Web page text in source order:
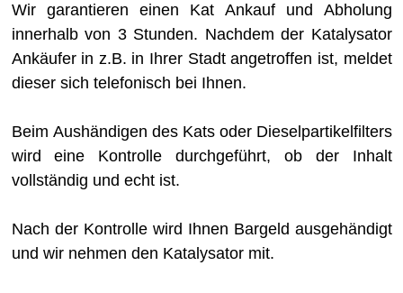
Wir garantieren einen Kat Ankauf und Abholung
innerhalb von 3 Stunden. Nachdem der Katalysator
Ankäufer in z.B. in Ihrer Stadt angetroffen ist, meldet
dieser sich telefonisch bei Ihnen.
Beim Aushändigen des Kats oder Dieselpartikelfilters
wird eine Kontrolle durchgeführt, ob der Inhalt
vollständig und echt ist.
Nach der Kontrolle wird Ihnen Bargeld ausgehändigt
und wir nehmen den Katalysator mit.